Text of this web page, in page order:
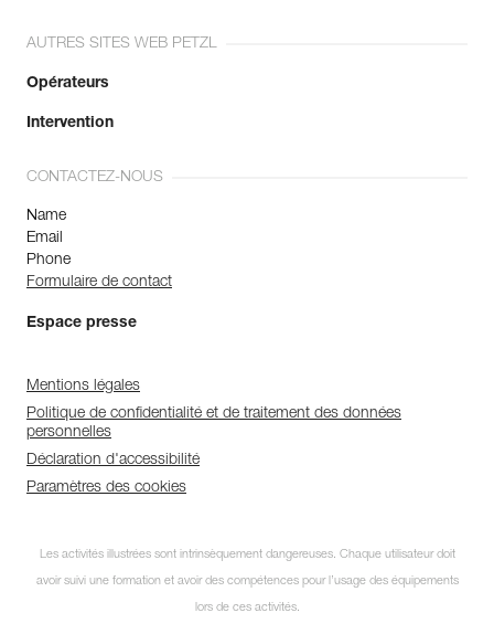
AUTRES SITES WEB PETZL
Opérateurs
Intervention
CONTACTEZ-NOUS
Name
Email
Phone
Formulaire de contact
Espace presse
Mentions légales
Politique de confidentialité et de traitement des données
personnelles
Déclaration d'accessibilité
Paramètres des cookies
Les activités illustrées sont intrinsèquement dangereuses. Chaque utilisateur doit
avoir suivi une formation et avoir des compétences pour l’usage des équipements
lors de ces activités.